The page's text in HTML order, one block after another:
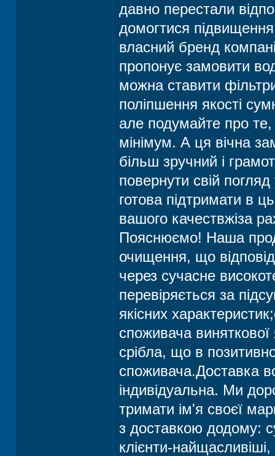
давно перестали
домогтися
власний бренд
пропонує замовити
можна ставити
поліпшення якості
але подумайте про те,
мінімум. А ця вічна
більш зручний і
повернути свій
готова підтримати в
вашого качествжіза
Пояснюємо! Наша
очищення, що
через сучасне
перевіряється за
якісних
споживача виняткової
срібла, що в
споживача.Доставка
індивідуальна. Ми
тримати ім'я своєї
з доставкою додому:
клієнти-